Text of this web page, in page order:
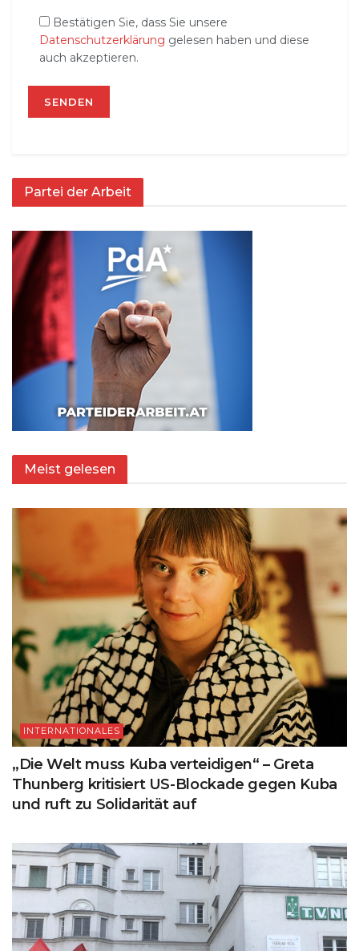
Bestätigen Sie, dass Sie unsere
Datenschutzerklärung gelesen haben und diese
auch akzeptieren.
Partei der Arbeit
Meist gelesen
INTERNATIONALES
„Die Welt muss Kuba verteidigen“ – Greta
Thunberg kritisiert US-Blockade gegen Kuba
und ruft zu Solidarität auf